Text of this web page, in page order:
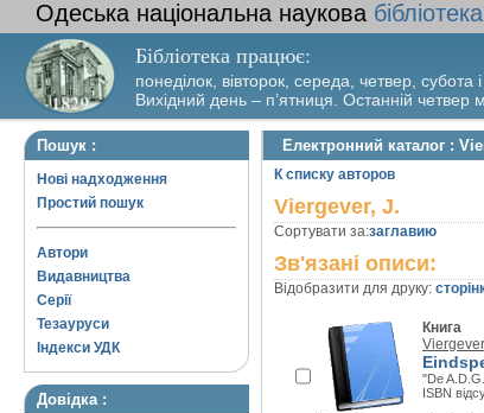
Одеська національна наукова бібліотека
Бібліотека працює:
понеділок, вівторок, середа, четвер,
Вихідний день – п’ятниця. Останній четвер
Пошук :
Нові надходження
Простий пошук
Автори
Видавництва
Серії
Тезауруси
Індекси УДК
Довідка :
Електронний каталог :
К списку авторов
Viergever, J.
Сортувати за:заглавию
Зв'язані описи:
Відобразити для друку:
Книга
"De
ISBN